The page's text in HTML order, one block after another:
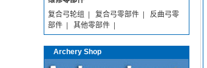
复合弓轮组
复合弓零部件
反曲弓零
部件
其他零部件
Archery Shop